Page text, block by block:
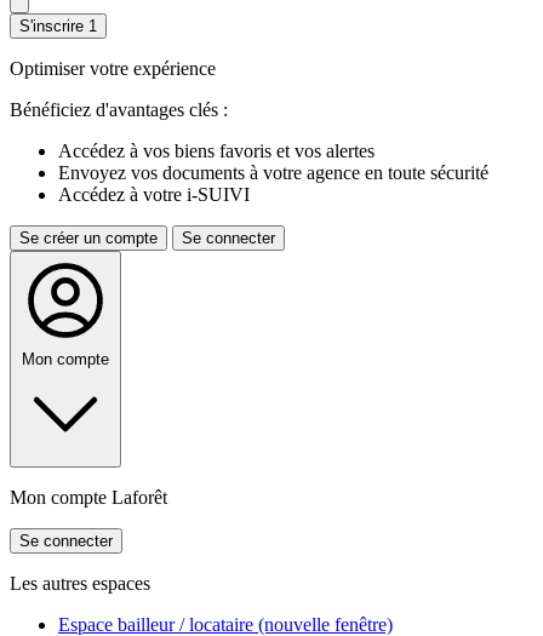
S'inscrire 1
Optimiser votre expérience
Bénéficiez d'avantages clés :
Accédez à vos biens favoris et vos alertes
Envoyez vos documents à votre agence en toute sécurité
Accédez à votre i-SUIVI
Se créer un compte Se connecter
Mon compte
Mon compte Laforêt
Se connecter
Les autres espaces
Espace bailleur / locataire (nouvelle fenêtre)